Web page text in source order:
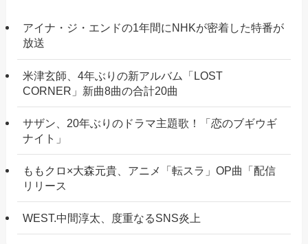
アイナ・ジ・エンドの1年間にNHKが密着した特番が
放送
米津玄師、4年ぶりの新アルバム「LOST
CORNER」新曲8曲の合計20曲
サザン、20年ぶりのドラマ主題歌！「恋のブギウギ
ナイト」
ももクロ×大森元貴、アニメ「転スラ」OP曲「配信
リリース
WEST.中間淳太、度重なるSNS炎上